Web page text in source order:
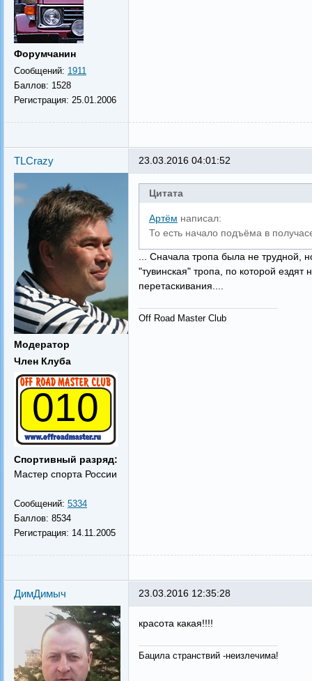
Форумчанин
Сообщений: 1911
Баллов: 1528
Регистрация: 25.01.2006
TLCrazy
Модератор
Член Клуба
010
Спортивный разряд:
Мастер спорта России
Сообщений: 5334
Баллов: 8534
Регистрация: 14.11.2005
23.03.2016 04:01:52
Цитата
Артём написал:
То есть начало подъёма в
... Сначала тропа была не трудной,
"тувинская" тропа, по которой
перетаскивания....
Off Road Master Club
ДимДимыч 23.03.2016 12:35:28
красота какая!!!!
Бацила странствий -неизлечима!